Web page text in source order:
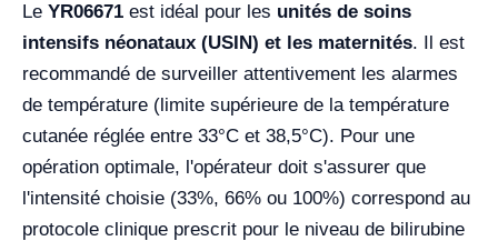
Le YR06671 est idéal pour les unités de soins
intensifs néonataux (USIN) et les maternités. Il est
recommandé de surveiller attentivement les alarmes
de température (limite supérieure de la température
cutanée réglée entre 33°C et 38,5°C). Pour une
opération optimale, l'opérateur doit s'assurer que
l'intensité choisie (33%, 66% ou 100%) correspond au
protocole clinique prescrit pour le niveau de bilirubine